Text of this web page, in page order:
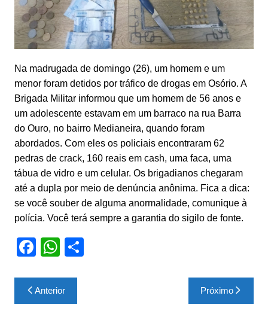
Na madrugada de domingo (26), um homem e um
menor foram detidos por tráfico de drogas em Osório. A
Brigada Militar informou que um homem de 56 anos e
um adolescente estavam em um barraco na rua Barra
do Ouro, no bairro Medianeira, quando foram
abordados. Com eles os policiais encontraram 62
pedras de crack, 160 reais em cash, uma faca, uma
tábua de vidro e um celular. Os brigadianos chegaram
até a dupla por meio de denúncia anônima. Fica a dica:
se você souber de alguma anormalidade, comunique à
polícia. Você terá sempre a garantia do sigilo de fonte.
F
c
e
W
at
s
S
Navegação
de
Anterior Próximo